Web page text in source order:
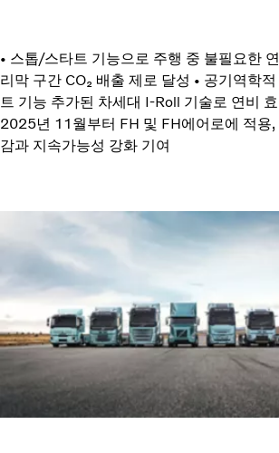
• 스톱/스타트 기능으로 주행 중 불필요한
리막 구간 CO₂ 배출 제로 달성 • 공기역학적 디자인과 스톱/스타
트 기능 추가된 차세대 I-Roll 기술로 연비 효
2025년 11월부터 FH 및 FH에어로에 적용,
감과 지속가능성 강화 기여